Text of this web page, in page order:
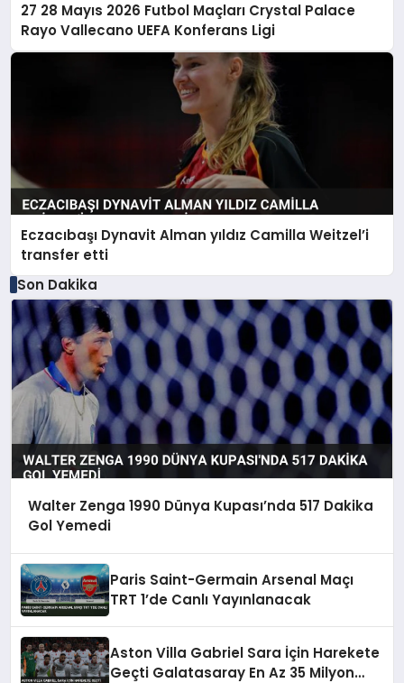
27 28 Mayıs 2026 Futbol Maçları Crystal Palace
Rayo Vallecano UEFA Konferans Ligi
Eczacıbaşı Dynavit Alman yıldız Camilla Weitzel’i
transfer etti
Son Dakika
Walter Zenga 1990 Dünya Kupası’nda 517 Dakika
Gol Yemedi
Paris Saint-Germain Arsenal Maçı
TRT 1’de Canlı Yayınlanacak
Aston Villa Gabriel Sara İçin Harekete
Geçti Galatasaray En Az 35 Milyon